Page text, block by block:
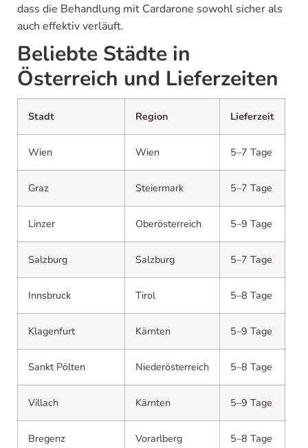
dass die Behandlung mit Cardarone sowohl sicher als
auch effektiv verläuft.
Beliebte Städte in
Österreich und Lieferzeiten
Stadt Region Lieferzeit
Wien Wien 5–7 Tage
Graz Steiermark 5–7 Tage
Linzer Oberösterreich 5–9 Tage
Salzburg Salzburg 5–7 Tage
Innsbruck Tirol 5–8 Tage
Klagenfurt Kärnten 5–9 Tage
Sankt Pölten Niederösterreich 5–8 Tage
Villach Kärnten 5–9 Tage
Bregenz Vorarlberg 5–8 Tage